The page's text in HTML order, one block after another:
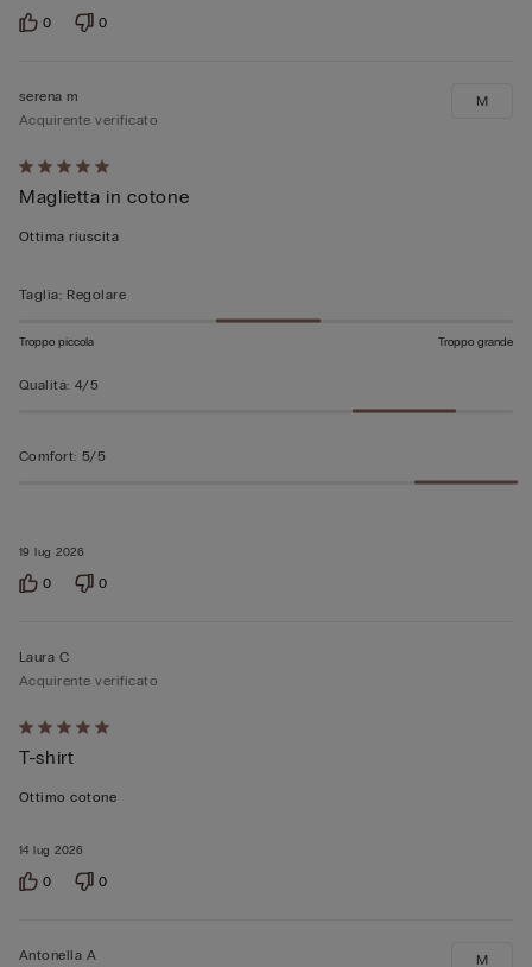
0 0
Valutato
5
su
19 lug 2026
serena m
Acquirente verificato
Maglietta in cotone
Ottima riuscita
M
Taglia: Regolare
Troppo piccola Troppo grande
Qualità: 4/5
Comfort: 5/5
0 0
Valutato
5
su
14 lug 2026
Laura C
Acquirente verificato
T-shirt
Ottimo cotone
0 0
Antonella A M